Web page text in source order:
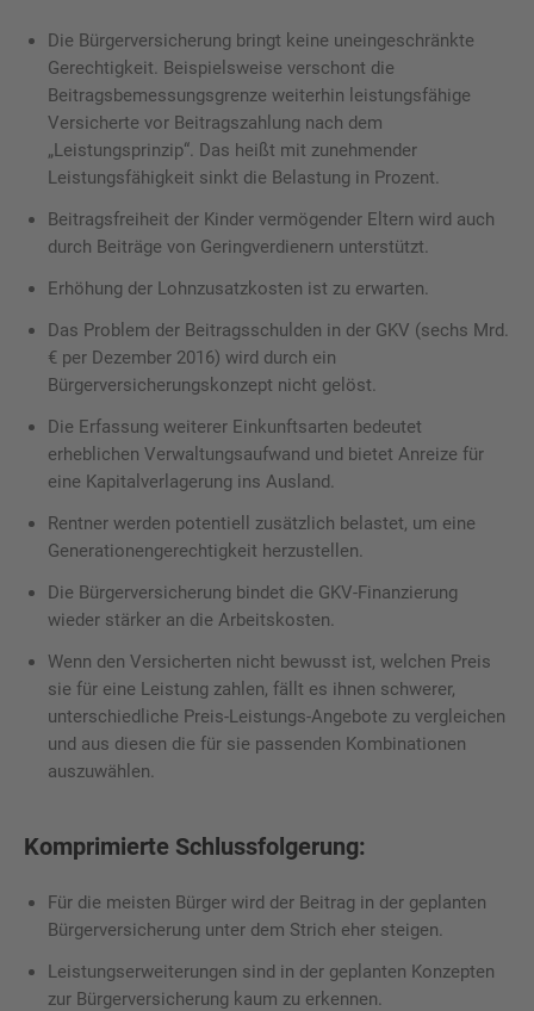
Die Bürgerversicherung bringt keine uneingeschränkte
Gerechtigkeit. Beispielsweise verschont die
Beitragsbemessungsgrenze weiterhin leistungsfähige
Versicherte vor Beitragszahlung nach dem
„Leistungsprinzip“. Das heißt mit zunehmender
Leistungsfähigkeit sinkt die Belastung in Prozent.
Beitragsfreiheit der Kinder vermögender Eltern wird auch
durch Beiträge von Geringverdienern unterstützt.
Erhöhung der Lohnzusatzkosten ist zu erwarten.
Das Problem der Beitragsschulden in der GKV (sechs Mrd.
€ per Dezember 2016) wird durch ein
Bürgerversicherungskonzept nicht gelöst.
Die Erfassung weiterer Einkunftsarten bedeutet
erheblichen Verwaltungsaufwand und bietet Anreize für
eine Kapitalverlagerung ins Ausland.
Rentner werden potentiell zusätzlich belastet, um eine
Generationengerechtigkeit herzustellen.
Die Bürgerversicherung bindet die GKV-Finanzierung
wieder stärker an die Arbeitskosten.
Wenn den Versicherten nicht bewusst ist, welchen Preis
sie für eine Leistung zahlen, fällt es ihnen schwerer,
unterschiedliche Preis-Leistungs-Angebote zu vergleichen
und aus diesen die für sie passenden Kombinationen
auszuwählen.
Komprimierte Schlussfolgerung:
Für die meisten Bürger wird der Beitrag in der geplanten
Bürgerversicherung unter dem Strich eher steigen.
Leistungserweiterungen sind in der geplanten Konzepten
zur Bürgerversicherung kaum zu erkennen.